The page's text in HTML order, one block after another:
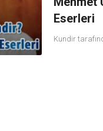
Eserleri
Kundir